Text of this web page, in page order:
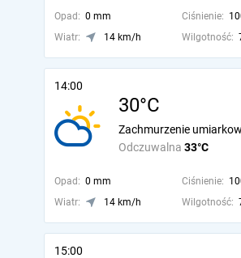
Opad: 0 mm Ciśnienie:
Wiatr:
14 km/h Wilgotność:
14:00
30°C
Odczuwalna 33°C
Zachmurzenie
Opad: 0 mm Ciśnienie:
Wiatr:
14 km/h Wilgotność:
15:00